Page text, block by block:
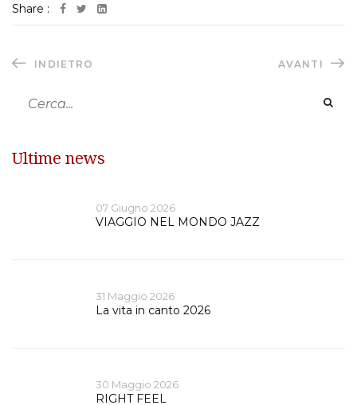
Share :
INDIETRO AVANTI
Ultime news
07 Giugno 2026
VIAGGIO NEL MONDO JAZZ
31 Maggio 2026
La vita in canto 2026
30 Maggio 2026
RIGHT FEEL